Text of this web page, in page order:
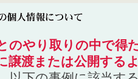
のやり取りの中で得
譲渡または公開する